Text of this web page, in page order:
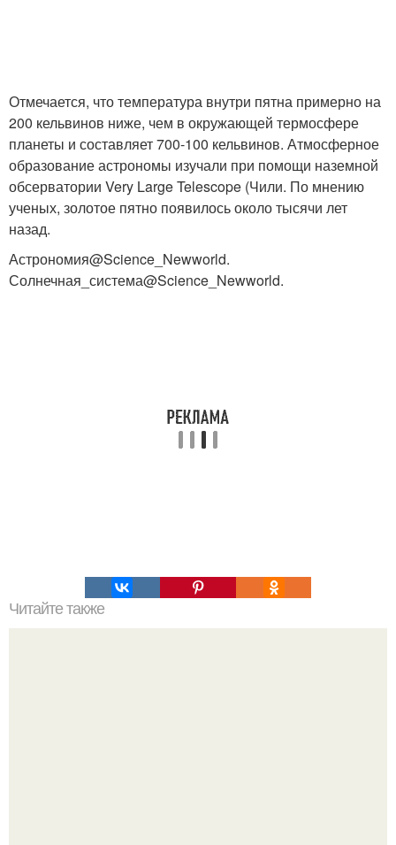
Отмечается, что температура внутри пятна примерно на
200 кельвинов ниже, чем в окружающей термосфере
планеты и составляет 700-100 кельвинов. Атмосферное
образование астрономы изучали при помощи наземной
обсерватории Very Large Telescope (Чили. По мнению
ученых, золотое пятно появилось около тысячи лет
назад.
Астрономия@Science_Newworld.
Солнечная_система@Science_Newworld.
Читайте также